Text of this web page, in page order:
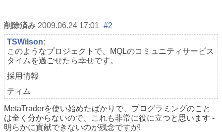
削除済み 2009.06.24 17:01 #2
TSWilson:
このようなプロジェクトで、MQLのコミュニティサービス
タイムを過ごせたら幸せです。
採用情報
ティム
MetaTraderを使い始めたばかりで、プログラミングのこと
は全く分からないので、これも非常に役に立つと思います -
明らかに貢献できないのが残念ですが!